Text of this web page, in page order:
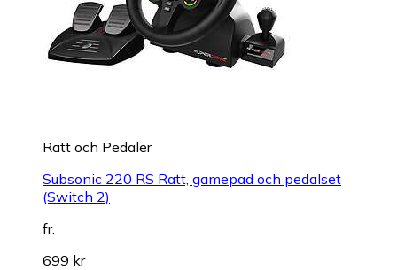
Ratt och Pedaler
Subsonic 220 RS Ratt, gamepad och pedalset
(Switch 2)
fr.
699 kr